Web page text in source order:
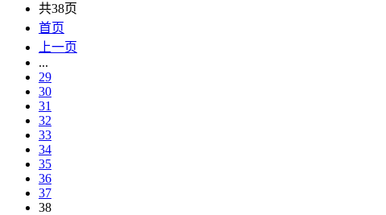
共38页
首页
上一页
...
29
30
31
32
33
34
35
36
37
38